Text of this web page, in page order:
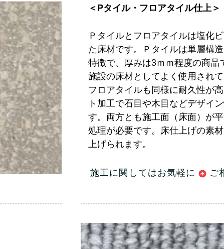
＜Pタイル・フロアタイル仕上＞
Ｐタイルとフロアタイルは塩化
た床材です。Ｐタイルは単層構
特徴で、厚みは3ｍｍ程度の商品
施設の床材としてよく使用されて
フロアタイルも同様に耐久性が
ト加工で石目や木目などデザイ
す。両方とも施工面（床面）が
処理が必要です。床仕上げの素
上げられます。
施工に関してはお気軽に ご